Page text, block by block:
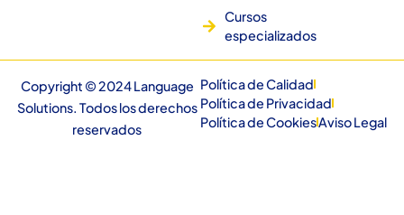
Cursos
especializados
Copyright © 2024 Language
Solutions. Todos los derechos
reservados
Política de Calidad
Política de Privacidad
Política de CookiesAviso Legal